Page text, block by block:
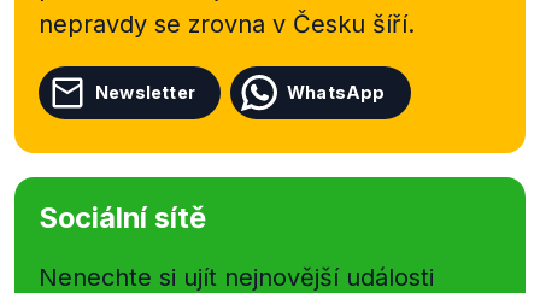
nepravdy se zrovna v Česku šíří.
Newsletter WhatsApp
Sociální sítě
Nenechte si ujít nejnovější události